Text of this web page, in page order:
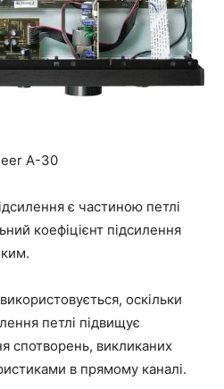
A-30
є частиною петлі
коефіцієнт підсилення
оскільки
петлі підвищує
спотворень, викликаних
в прямому каналі.